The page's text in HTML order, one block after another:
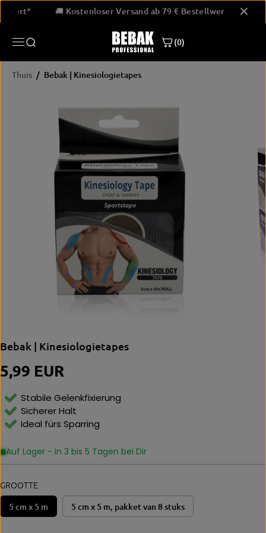
GA NAAR
INHOUD 🚚 Kostenloser Versand ab 79 € Bestellwert*
(0)
Thuis
Bebak | Kinesiologietapes
OVERSLAAN
Bebak | Kinesiologietapes
N
M
Ri
Js
5,99 EUR
Stabile Gelenkfixierung
Sicherer Halt
Ideal fürs Sparring
Auf Lager - in 3 bis 5 Tagen bei Dir
GROOTTE
5 cm x 5 m 5 cm x 5 m, pakket van 8 stuks